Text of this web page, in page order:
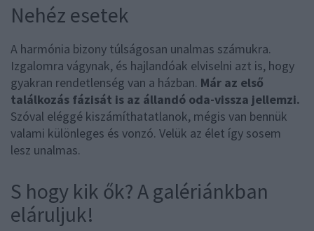
Nehéz esetek
A harmónia bizony túlságosan unalmas számukra.
Izgalomra vágynak, és hajlandóak elviselni azt is, hogy
gyakran rendetlenség van a házban. Már az első
találkozás fázisát is az állandó oda-vissza jellemzi.
Szóval eléggé kiszámíthatatlanok, mégis van bennük
valami különleges és vonzó. Velük az élet így sosem
lesz unalmas.
S hogy kik ők? A galériánkban
eláruljuk!